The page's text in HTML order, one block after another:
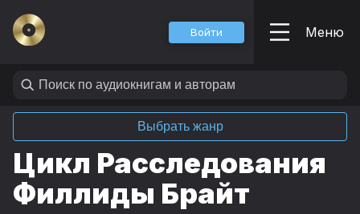
Войти Меню
Выбрать жанр
Цикл Расследования
Филлиды Брайт